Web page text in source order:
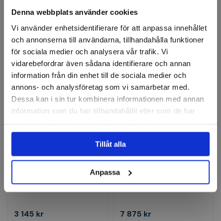
Denna webbplats använder cookies
Vi använder enhetsidentifierare för att anpassa innehållet
och annonserna till användarna, tillhandahålla funktioner
för sociala medier och analysera vår trafik. Vi
vidarebefordrar även sådana identifierare och annan
information från din enhet till de sociala medier och
annons- och analysföretag som vi samarbetar med.
Dessa kan i sin tur kombinera informationen med annan
information som du har tillhandahållit eller som de har
Tillåt alla
Anpassa
808 kr
Finns i lager
Köp
1 193 kr
Finns i lager
Köp
BGS
Injektorer-Tätningssäte-
Fräsverktyg-sats | 19 delar
3 145 kr
BGS
Common-Rail
högtryckstestare
7 875 kr